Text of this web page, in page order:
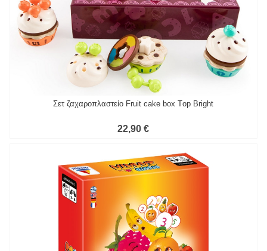
Σετ ζαχαροπλαστείο Fruit cake box Τop Bright
22,90 €